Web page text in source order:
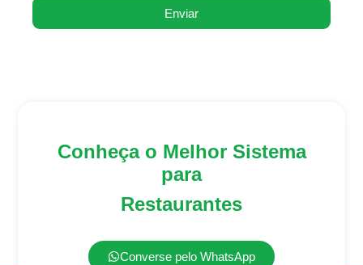
Enviar
Conheça o Melhor Sistema
para
Restaurantes
Converse pelo WhatsApp